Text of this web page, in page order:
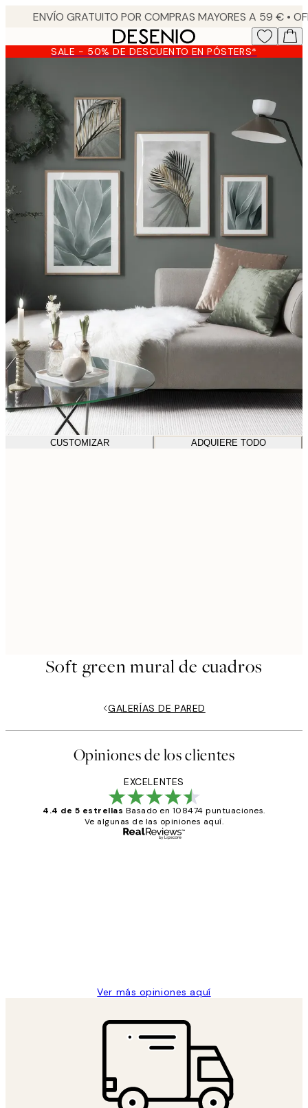
content.SALE - 50% DE DESCUENTO EN PÓSTERS*
CUSTOMIZAR ADQUIERE TODO
Soft green mural de cuadros
GALERÍAS DE PARED
Opiniones de los clientes
EXCELENTES
4.4 de 5 estrellas Basado en 108474 puntuaciones.
Ve algunas de las opiniones aquí.
Ver más opiniones aquí